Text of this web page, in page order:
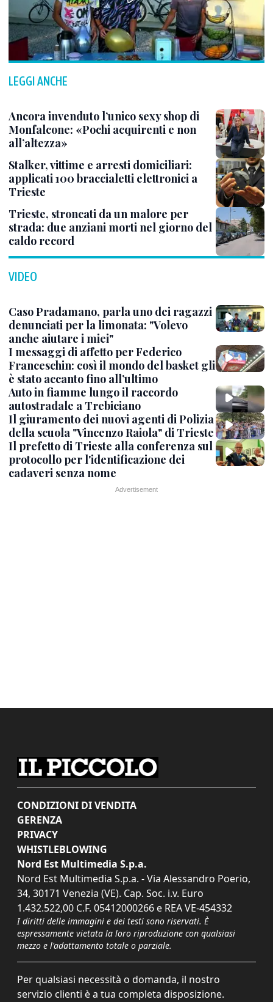
LEGGI ANCHE
Ancora invenduto l’unico sexy shop di
Monfalcone: «Pochi acquirenti e non
all’altezza»
Stalker, vittime e arresti domiciliari:
applicati 100 braccialetti elettronici a
Trieste
Trieste, stroncati da un malore per
strada: due anziani morti nel giorno del
caldo record
VIDEO
Caso Pradamano, parla uno dei ragazzi
denunciati per la limonata: "Volevo
anche aiutare i miei"
I messaggi di affetto per Federico
Franceschin: così il mondo del basket gli
è stato accanto fino all’ultimo
Auto in fiamme lungo il raccordo
autostradale a Trebiciano
Il giuramento dei nuovi agenti di Polizia
della scuola "Vincenzo Raiola" di Trieste
Il prefetto di Trieste alla conferenza sul
protocollo per l'identificazione dei
cadaveri senza nome
CONDIZIONI DI VENDITA
GERENZA
PRIVACY
WHISTLEBLOWING
Nord Est Multimedia S.p.a.
Nord Est Multimedia S.p.a. - Via Alessandro Poerio,
34, 30171 Venezia (VE). Cap. Soc. i.v. Euro
1.432.522,00 C.F. 05412000266 e REA VE-454332
I diritti delle immagini e dei testi sono riservati. È
espressamente vietata la loro riproduzione con qualsiasi
mezzo e l'adattamento totale o parziale.
Per qualsiasi necessità o domanda, il nostro
servizio clienti è a tua completa disposizione.